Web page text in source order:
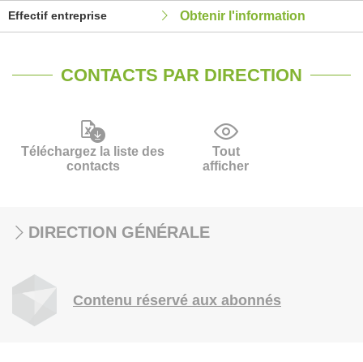
Effectif entreprise Obtenir l'information
CONTACTS PAR DIRECTION
Téléchargez la liste des
contacts
Tout
afficher
DIRECTION GÉNÉRALE
Contenu réservé aux abonnés